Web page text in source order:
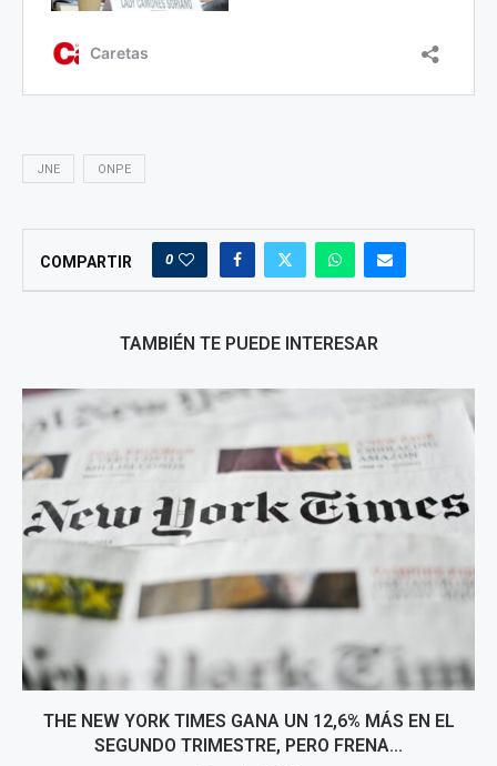
JNE ONPE
COMPARTIR 0
TAMBIÉN TE PUEDE INTERESAR
THE NEW YORK TIMES GANA UN 12,6% MÁS EN EL
SEGUNDO TRIMESTRE, PERO FRENA...